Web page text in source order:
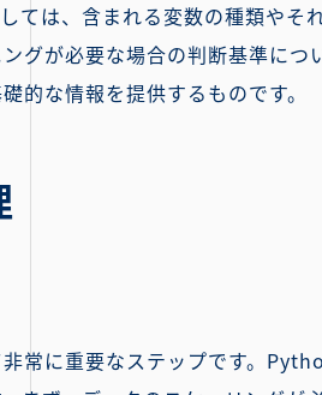
ては、含まれる変数の種類や
グが必要な場合の判断基準に
的な情報を提供するものです。
常に重要なステップです。